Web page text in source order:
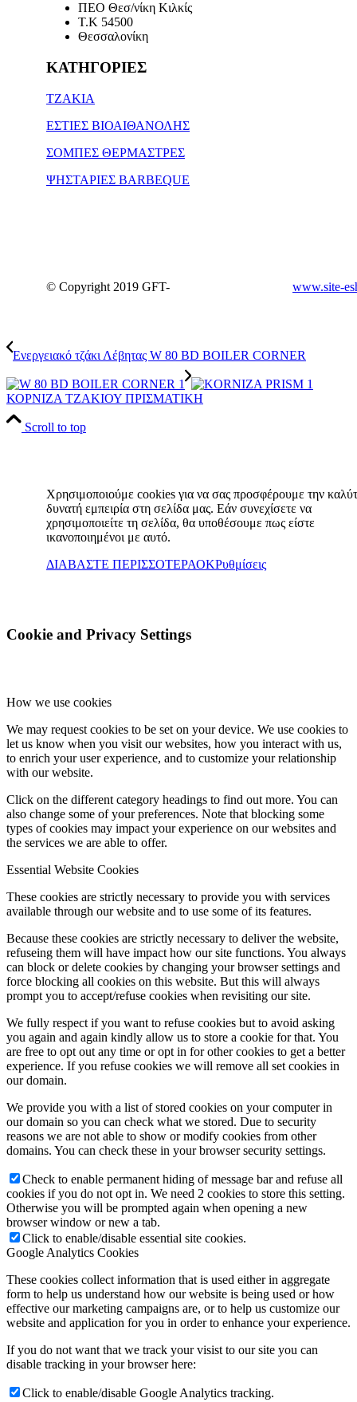
ΠΕΟ Θεσ/νίκη Κιλκίς
Τ.Κ 54500
Θεσσαλονίκη
ΚΑΤΗΓΟΡΙΕΣ
ΤΖΑΚΙΑ
ΕΣΤΙΕΣ ΒΙΟΑΙΘΑΝΟΛΗΣ
ΣΟΜΠΕΣ ΘΕΡΜΑΣΤΡΕΣ
ΨΗΣΤΑΡΙΕΣ BARBEQUE
© Copyright 2019 GFT- www.site-
Ενεργειακό τζάκι Λέβητας W 80 BD BOILER CORNER
ΚΟΡΝΙΖΑ ΤΖΑΚΙΟΥ ΠΡΙΣΜΑΤΙΚΗ
Scroll to top
Χρησιμοποιούμε cookies για να σας προσφέρουμε την
δυνατή εμπειρία στη σελίδα μας. Εάν συνεχίσετε να
χρησιμοποιείτε τη σελίδα, θα υποθέσουμε πως είστε
ικανοποιημένοι με αυτό.
ΔΙΑΒΑΣΤΕ ΠΕΡΙΣΣΟΤΕΡΑΟΚΡυθμίσεις
Cookie and Privacy Settings
How we use cookies
We may request cookies to be set on your device. We use cookies to
let us know when you visit our websites, how you interact with us,
to enrich your user experience, and to customize your relationship
with our website.
Click on the different category headings to find out more. You can
also change some of your preferences. Note that blocking some
types of cookies may impact your experience on our websites and
the services we are able to offer.
Essential Website Cookies
These cookies are strictly necessary to provide you with services
available through our website and to use some of its features.
Because these cookies are strictly necessary to deliver the website,
refuseing them will have impact how our site functions. You always
can block or delete cookies by changing your browser settings and
force blocking all cookies on this website. But this will always
prompt you to accept/refuse cookies when revisiting our site.
We fully respect if you want to refuse cookies but to avoid asking
you again and again kindly allow us to store a cookie for that. You
are free to opt out any time or opt in for other cookies to get a better
experience. If you refuse cookies we will remove all set cookies in
our domain.
We provide you with a list of stored cookies on your computer in
our domain so you can check what we stored. Due to security
reasons we are not able to show or modify cookies from other
domains. You can check these in your browser security settings.
Check to enable permanent hiding of message bar and refuse all
cookies if you do not opt in. We need 2 cookies to store this setting.
Otherwise you will be prompted again when opening a new
browser window or new a tab.
Click to enable/disable essential site cookies.
Google Analytics Cookies
These cookies collect information that is used either in aggregate
form to help us understand how our website is being used or how
effective our marketing campaigns are, or to help us customize our
website and application for you in order to enhance your experience.
If you do not want that we track your visist to our site you can
disable tracking in your browser here:
Click to enable/disable Google Analytics tracking.